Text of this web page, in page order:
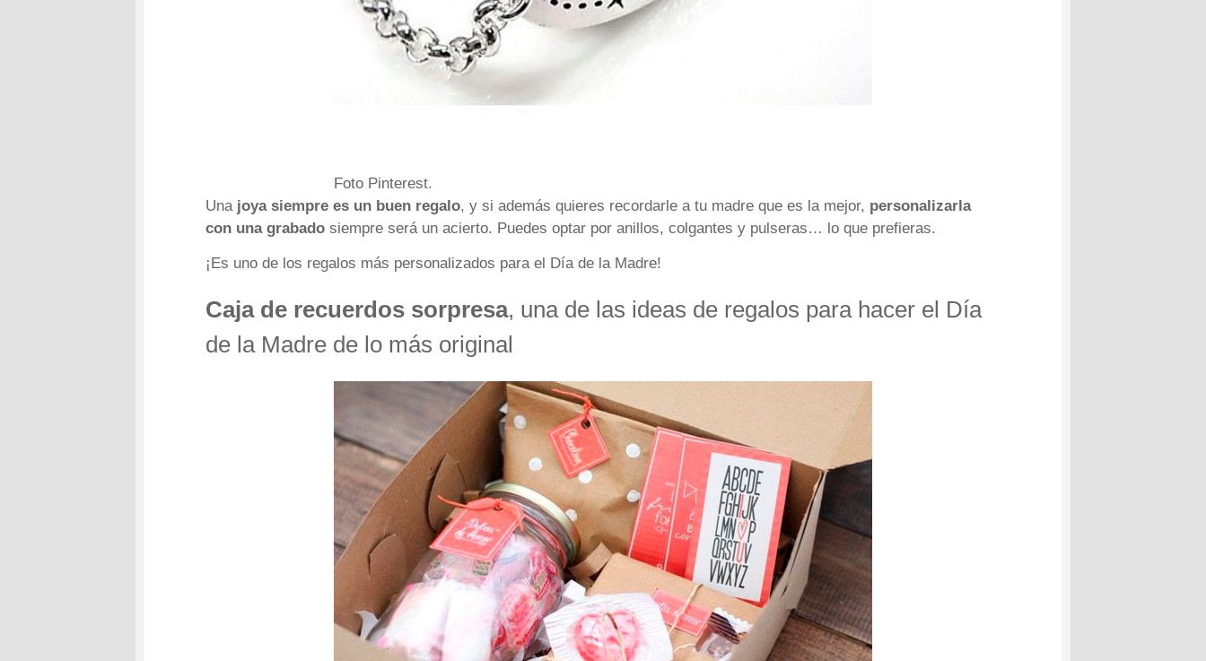
Foto Pinterest.
Una joya siempre es un buen regalo, y si además quieres recordarle a tu madre que es la mejor, personalizarla
con una grabado siempre será un acierto. Puedes optar por anillos, colgantes y pulseras… lo que prefieras.
¡Es uno de los regalos más personalizados para el Día de la Madre!
Caja de recuerdos sorpresa, una de las ideas de regalos para hacer el Día
de la Madre de lo más original